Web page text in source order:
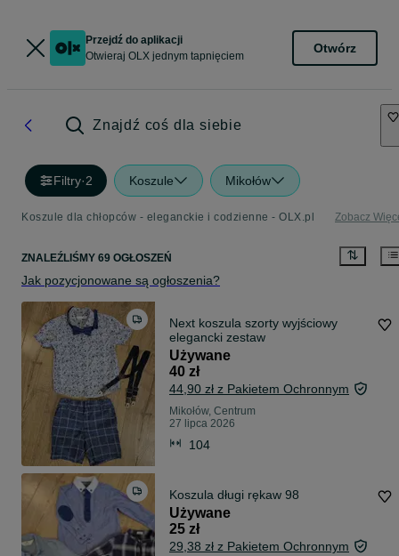
Przejdź do aplikacji
Otwieraj OLX jednym tapnięciem
Otwórz
Znajdź coś dla siebie
Filtry·2 Koszule Mikołów
Koszule dla chłopców - eleganckie i codzienne - OLX.pl Zobacz
ZNALEŹLIŚMY 69 OGŁOSZEŃ
Jak pozycjonowane są ogłoszenia?
Next koszula szorty wyjściowy
elegancki zestaw
Używane
40 zł
44,90 zł z Pakietem Ochronnym
Mikołów, Centrum
27 lipca 2026
104
Koszula długi rękaw 98
Używane
25 zł
29,38 zł z Pakietem Ochronnym